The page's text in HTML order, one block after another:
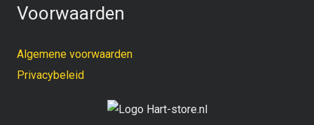
Voorwaarden
Algemene voorwaarden
Privacybeleid